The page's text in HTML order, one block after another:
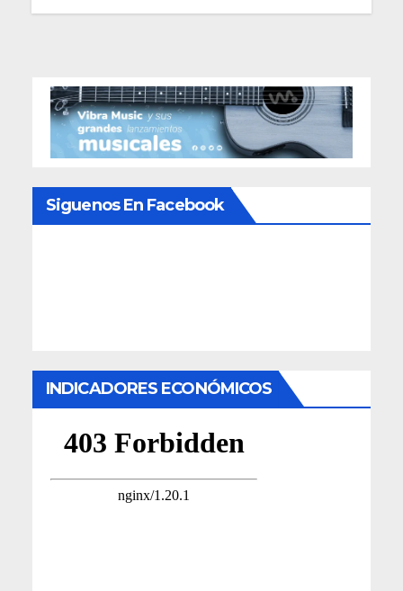
Siguenos En Facebook
INDICADORES ECONÓMICOS